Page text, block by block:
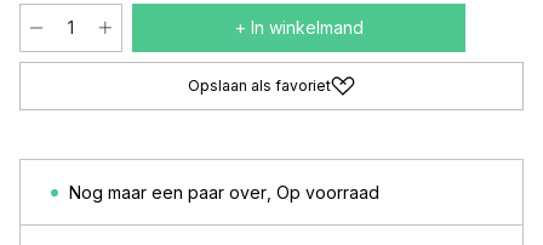
+ In winkelmand
Opslaan als favoriet
Nog maar een paar over Op voorraad